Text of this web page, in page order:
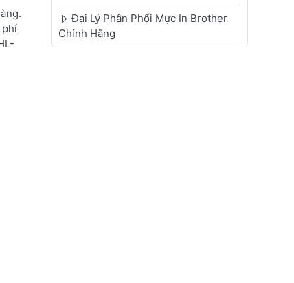
phí
Đại Lý Phân Phối Mực In Brother
Chính Hãng